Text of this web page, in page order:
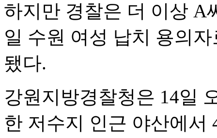
하지만 경찰은 더 이상 A
일 수원 여성 납치 용의
됐다.
강원지방경찰청은 14일
한 저수지 인근 야산에서